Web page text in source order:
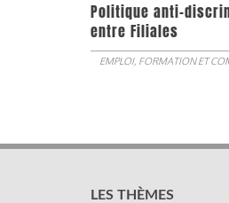
Politique anti-
entre Filiales
EMPLOI, FORMATION ET
LES THÈMES